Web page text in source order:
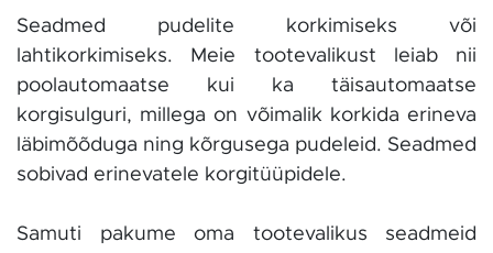
Seadmed pudelite korkimiseks või
lahtikorkimiseks. Meie tootevalikust leiab nii
poolautomaatse kui ka täisautomaatse
korgisulguri, millega on võimalik korkida erineva
läbimõõduga ning kõrgusega pudeleid. Seadmed
sobivad erinevatele korgitüüpidele.
Samuti pakume oma tootevalikus seadmeid